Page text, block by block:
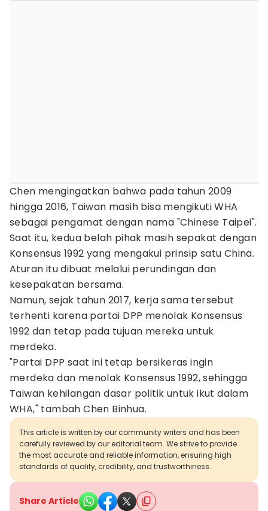
Chen mengingatkan bahwa pada tahun 2009
hingga 2016, Taiwan masih bisa mengikuti WHA
sebagai pengamat dengan nama "Chinese Taipei".
Saat itu, kedua belah pihak masih sepakat dengan
Konsensus 1992 yang mengakui prinsip satu China.
Aturan itu dibuat melalui perundingan dan
kesepakatan bersama.
Namun, sejak tahun 2017, kerja sama tersebut
terhenti karena partai DPP menolak Konsensus
1992 dan tetap pada tujuan mereka untuk
merdeka.
"Partai DPP saat ini tetap bersikeras ingin
merdeka dan menolak Konsensus 1992, sehingga
Taiwan kehilangan dasar politik untuk ikut dalam
WHA," tambah Chen Binhua.
This article is written by our community writers and has been
carefully reviewed by our editorial team. We strive to provide
the most accurate and reliable information, ensuring high
standards of quality, credibility, and trustworthiness.
Share Article